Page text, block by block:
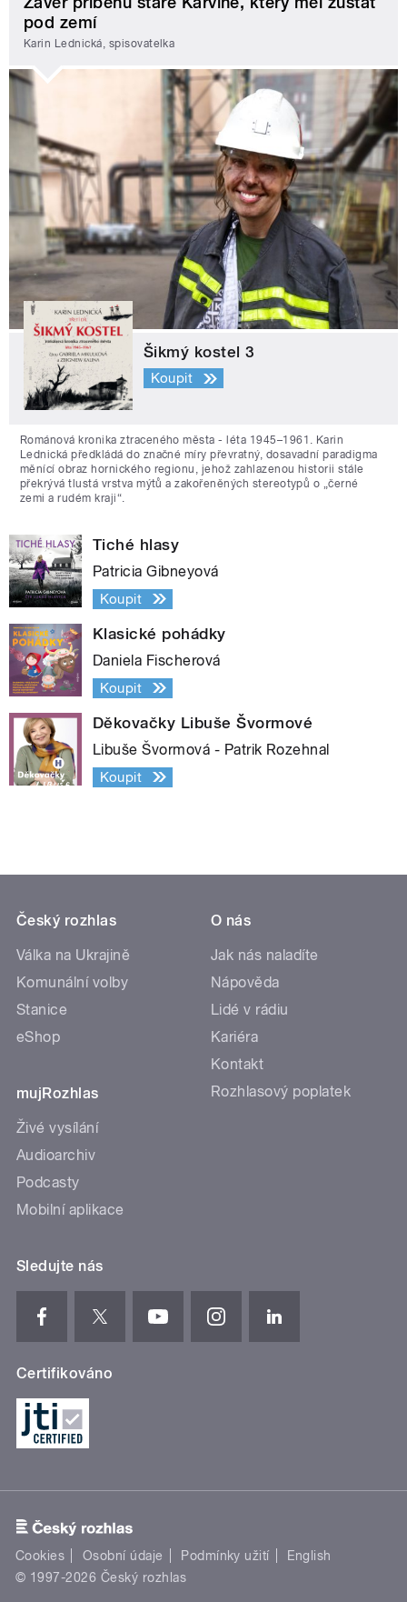
pod zemí
Karin Lednická, spisovatelka
Šikmý kostel 3
Koupit
Románová kronika ztraceného města - léta 1945–1961. Karin
Lednická předkládá do značné míry převratný, dosavadní paradigma
měnící obraz hornického regionu, jehož zahlazenou historii stále
překrývá tlustá vrstva mýtů a zakořeněných stereotypů o „černé
zemi a rudém kraji“.
Tiché hlasy
Patricia Gibneyová
Koupit
Klasické pohádky
Daniela Fischerová
Koupit
Děkovačky Libuše Švormové
Libuše Švormová - Patrik Rozehnal
Koupit
Český rozhlas
Válka na Ukrajině
Komunální volby
Stanice
eShop
mujRozhlas
Živé vysílání
Audioarchiv
Podcasty
Mobilní aplikace
O nás
Jak nás naladíte
Nápověda
Lidé v rádiu
Kariéra
Kontakt
Rozhlasový poplatek
Sledujte nás
Certifikováno
Cookies Osobní údaje Podmínky užití
English
© 1997-2026 Český rozhlas